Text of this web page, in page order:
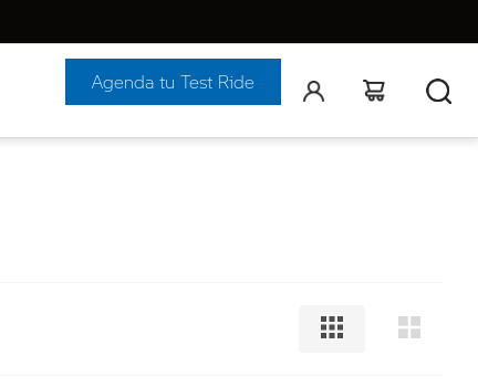
Agenda tu Test Ride